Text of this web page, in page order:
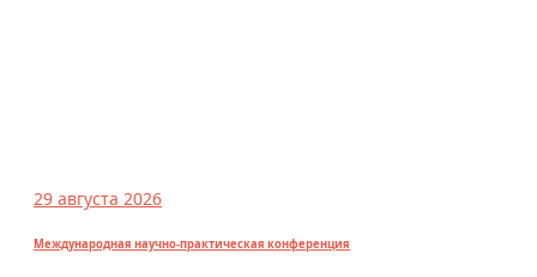
29 августа 2026
Международная научно-практическая конференция